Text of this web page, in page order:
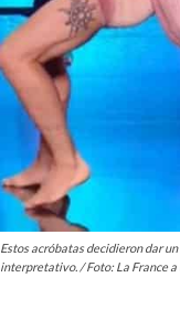
Estos acróbatas decidieron dar
interpretativo. / Foto: La France